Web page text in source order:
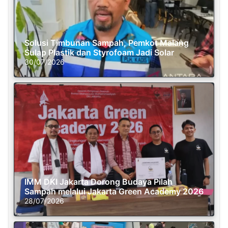
Solusi Timbunan Sampah, Pemkot Malang
Sulap Plastik dan Styrofoam Jadi Solar
30/07/2026
IMM DKI Jakarta Dorong Budaya Pilah
Sampah melalui Jakarta Green Academy 2026
28/07/2026